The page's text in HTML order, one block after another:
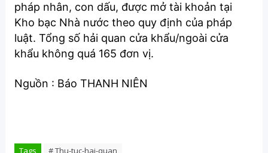
pháp nhân, con dấu, được mở tài khoản tại
Kho bạc Nhà nước theo quy định của pháp
luật. Tổng số hải quan cửa khẩu/ngoài cửa
khẩu không quá 165 đơn vị.
Nguồn : Báo THANH NIÊN
Tags # Thu-tuc-hai-quan